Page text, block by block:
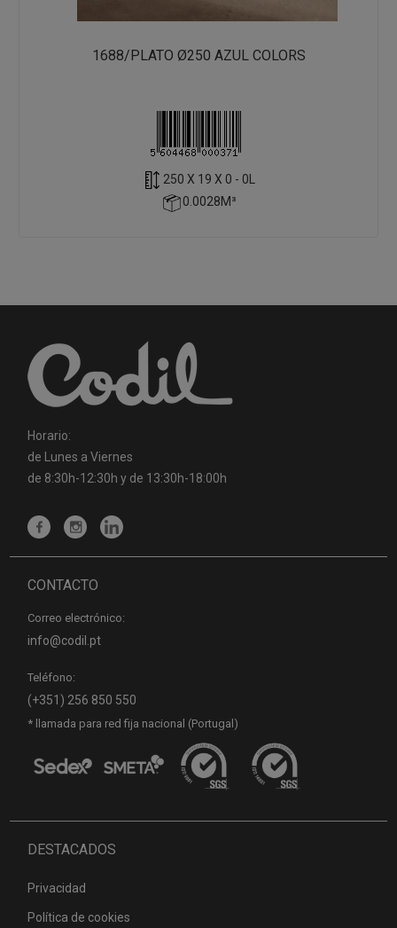
1688/PLATO Ø250 AZUL COLORS
250 X 19 X 0 - 0L
0.0028M³
Horario:
de Lunes a Viernes
de 8:30h-12:30h y de 13:30h-18:00h
CONTACTO
Correo electrónico:
info@codil.pt
Teléfono:
(+351) 256 850 550
* llamada para red fija nacional (Portugal)
DESTACADOS
Privacidad
Política de cookies